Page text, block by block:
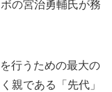
の宮治勇輔氏が務
行うための最大の
親である「先代」